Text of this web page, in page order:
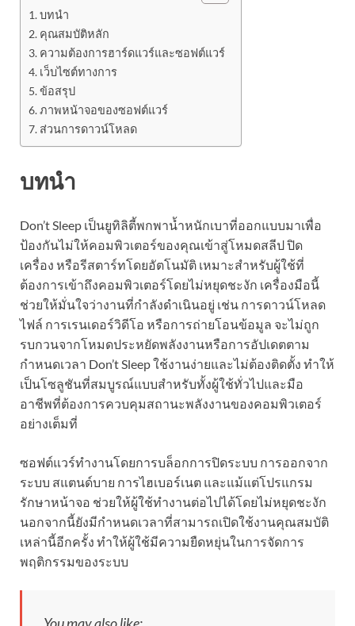
บทนำ
คุณสมบัติหลัก
ความต้องการฮาร์ดแวร์และซอฟต์แวร์
เว็บไซต์ทางการ
ข้อสรุป
ภาพหน้าจอของซอฟต์แวร์
ส่วนการดาวน์โหลด
บทนำ
Don’t Sleep เป็นยูทิลิตี้พกพาน้ำหนักเบาที่ออกแบบมาเพื่อ
ป้องกันไม่ให้คอมพิวเตอร์ของคุณเข้าสู่โหมดสลีป ปิด
เครื่อง หรือรีสตาร์ทโดยอัตโนมัติ เหมาะสำหรับผู้ใช้ที่
ต้องการเข้าถึงคอมพิวเตอร์โดยไม่หยุดชะงัก เครื่องมือนี้
ช่วยให้มั่นใจว่างานที่กำลังดำเนินอยู่ เช่น การดาวน์โหลด
ไฟล์ การเรนเดอร์วิดีโอ หรือการถ่ายโอนข้อมูล จะไม่ถูก
รบกวนจากโหมดประหยัดพลังงานหรือการอัปเดตตาม
กำหนดเวลา Don’t Sleep ใช้งานง่ายและไม่ต้องติดตั้ง ทำให้
เป็นโซลูชันที่สมบูรณ์แบบสำหรับทั้งผู้ใช้ทั่วไปและมือ
อาชีพที่ต้องการควบคุมสถานะพลังงานของคอมพิวเตอร์
อย่างเต็มที่
ซอฟต์แวร์ทำงานโดยการบล็อกการปิดระบบ การออกจาก
ระบบ สแตนด์บาย การไฮเบอร์เนต และแม้แต่โปรแกรม
รักษาหน้าจอ ช่วยให้ผู้ใช้ทำงานต่อไปได้โดยไม่หยุดชะงัก
นอกจากนี้ยังมีกำหนดเวลาที่สามารถเปิดใช้งานคุณสมบัติ
เหล่านี้อีกครั้ง ทำให้ผู้ใช้มีความยืดหยุ่นในการจัดการ
พฤติกรรมของระบบ